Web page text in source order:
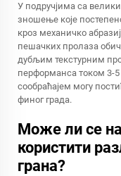
У подручјима са
зношење које
кроз механичко
пешачких пролаза
дубљим текстурним
перформанса током 3-5
сообраћајем могу
финог града.
Може ли се
користити
грана?